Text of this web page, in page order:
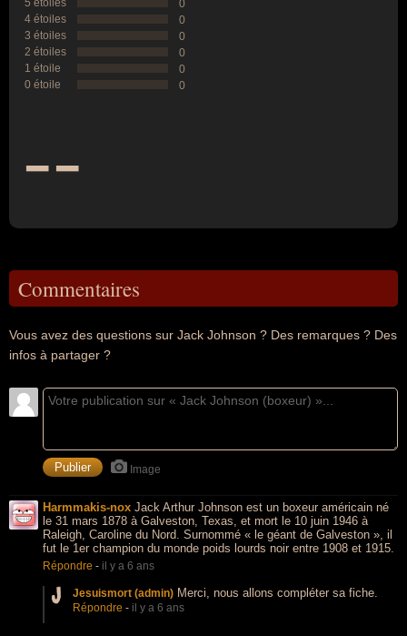
5 étoiles
0
4 étoiles
0
3 étoiles
0
2 étoiles
0
1 étoile
0
0 étoile
0
--
Commentaires
Vous avez des questions sur Jack Johnson ? Des remarques ? Des
infos à partager ?
Image
Harmmakis-nox Jack Arthur Johnson est un boxeur américain né
le 31 mars 1878 à Galveston, Texas, et mort le 10 juin 1946 à
Raleigh, Caroline du Nord. Surnommé « le géant de Galveston », il
fut le 1er champion du monde poids lourds noir entre 1908 et 1915.
Répondre - il y a 6 ans
Jesuismort (admin) Merci, nous allons compléter sa fiche.
Répondre - il y a 6 ans